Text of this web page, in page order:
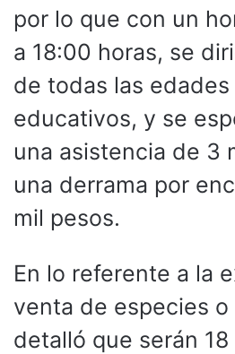
por lo que con un
a 18:00 horas, se
de todas las
educativos, y se
una asistencia de 3
una derrama por
mil pesos.
En lo referente a la
venta de especies o
detalló que serán